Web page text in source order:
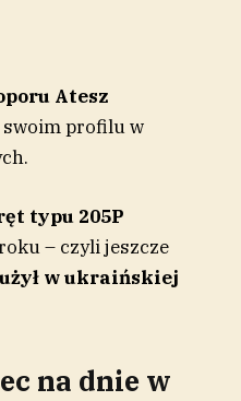
Atesz
swoim profilu w
typu 205P
– czyli jeszcze
w ukraińskiej
na dnie w